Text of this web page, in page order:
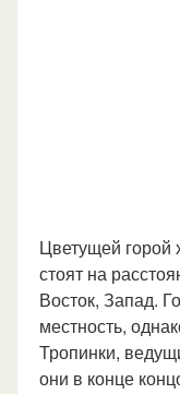
Цветущей горой
стоят на
Восток, Запад.
местность,
Тропинки,
они в конце